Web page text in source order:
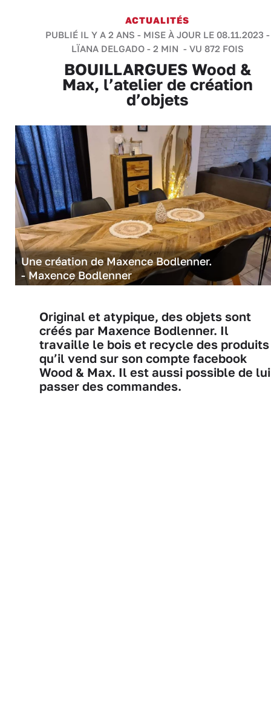
ACTUALITÉS
PUBLIÉ IL Y A 2 ANS - MISE À JOUR LE 08.11.2023 -
LÏANA DELGADO- 2 MIN - VU 872 FOIS
BOUILLARGUES Wood &
Max, l’atelier de création
d’objets
Une création de Maxence Bodlenner.
- Maxence Bodlenner
Original et atypique, des objets sont
créés par Maxence Bodlenner. Il
travaille le bois et recycle des produits
qu’il vend sur son compte facebook
Wood & Max. Il est aussi possible de lui
passer des commandes.